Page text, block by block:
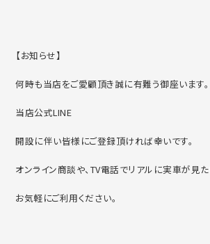
【お知らせ】
何時も当店をご愛顧頂き誠に有難う御座います。
当店公式LINE
開設に伴い皆様にご登録頂ければ幸いです。
オンライン商談や、TV電話でリアルに実車が見た
お気軽にご利用ください。